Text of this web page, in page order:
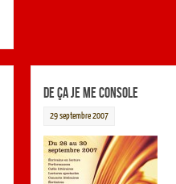
De ça je me console
29 septembre 2007